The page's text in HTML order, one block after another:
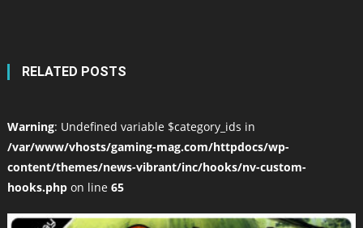
RELATED POSTS
Warning: Undefined variable $category_ids in
/var/www/vhosts/gaming-mag.com/httpdocs/wp-
content/themes/news-vibrant/inc/hooks/nv-custom-
hooks.phpon line 65